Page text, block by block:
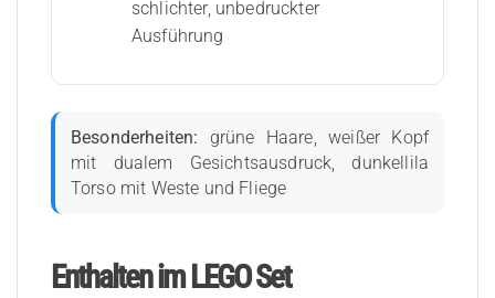
schlichter, unbedruckter
Ausführung
Besonderheiten: grüne Haare, weißer Kopf
mit dualem Gesichtsausdruck, dunkellila
Torso mit Weste und Fliege
Enthalten im LEGO Set